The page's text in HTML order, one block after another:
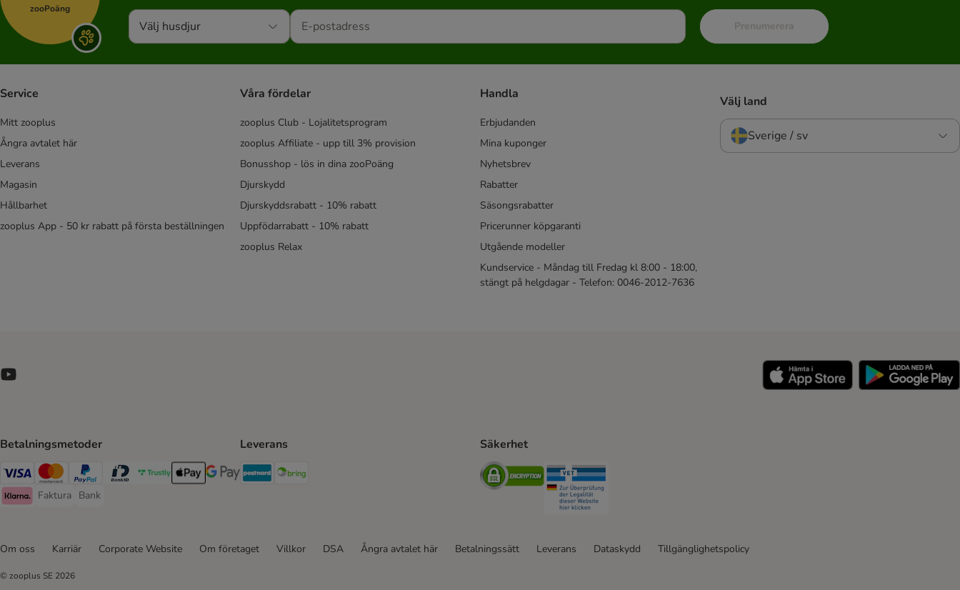
zooPoäng
Välj husdjur Prenumerera
Service
Mitt zooplus
Ångra avtalet här
Leverans
Magasin
Hållbarhet
zooplus App - 50 kr rabatt på första beställningen
Våra fördelar
zooplus Club - Lojalitetsprogram
zooplus Affiliate - upp till 3% provision
Bonusshop - lös in dina zooPoäng
Djurskydd
Djurskyddsrabatt - 10% rabatt
Uppfödarrabatt - 10% rabatt
zooplus Relax
Handla
Erbjudanden
Mina kuponger
Nyhetsbrev
Rabatter
Säsongsrabatter
Pricerunner köpgaranti
Utgående modeller
Kundservice - Måndag till Fredag kl 8:00 - 18:00,
stängt på helgdagar - Telefon: 0046-2012-7636
Välj land
Sverige / sv
Betalningsmetoder
Visa Payment Method
Mastercard Payment Method
PayPal Payment Method
BankID Payment Method
Trustly Payment Method
Apple Pay Payment Method
Googple Pay Payment Method
Klarna Payment Method
Faktura
Faktura Payment Method
Bank
Bank Payment Method
Leverans
Postnord Shipping Method
Säkerhet
Security
Om oss Karriär Corporate Website Om företaget Villkor DSA Ångra avtalet här Betalningssätt Leverans Dataskydd Tillgänglighetspolicy
© zooplus SE 2026